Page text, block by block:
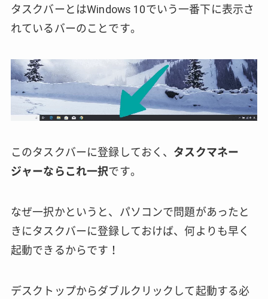
タスクバーとはWindows 10でいう一番下に表示さ
れているバーのことです。
このタスクバーに登録しておく、 タスクマネー
ジャーならこれ一択です。
なぜ一択かというと、パソコンで問題があったと
きにタスクバーに登録しておけば、何よりも早く
起動できるからです！
デスクトップからダブルクリックして起動する必